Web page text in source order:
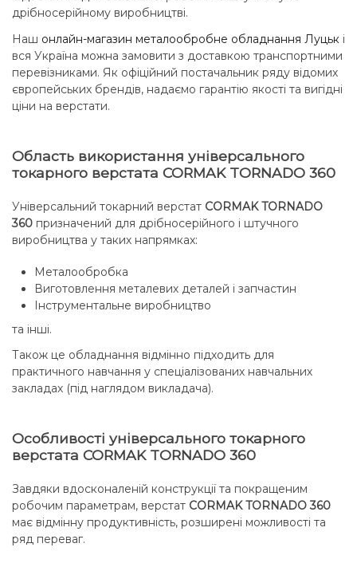
дрібносерійному виробництві.
Наш онлайн-магазин металообробне обладнання Луцьк і
вся Україна можна замовити з доставкою транспортними
перевізниками. Як офіційний постачальник ряду відомих
європейських брендів, надаємо гарантію якості та вигідні
ціни на верстати.
Область використання універсального
токарного верстата CORMAK TORNADO 360
Універсальний токарний верстат CORMAK TORNADO
360 призначений для дрібносерійного і штучного
виробництва у таких напрямках:
Металообробка
Виготовлення металевих деталей і запчастин
Інструментальне виробництво
та інші.
Також це обладнання відмінно підходить для
практичного навчання у спеціалізованих навчальних
закладах (під наглядом викладача).
Особливості універсального токарного
верстата CORMAK TORNADO 360
Завдяки вдосконаленій конструкції та покращеним
робочим параметрам, верстат CORMAK TORNADO 360
має відмінну продуктивність, розширені можливості та
ряд переваг.